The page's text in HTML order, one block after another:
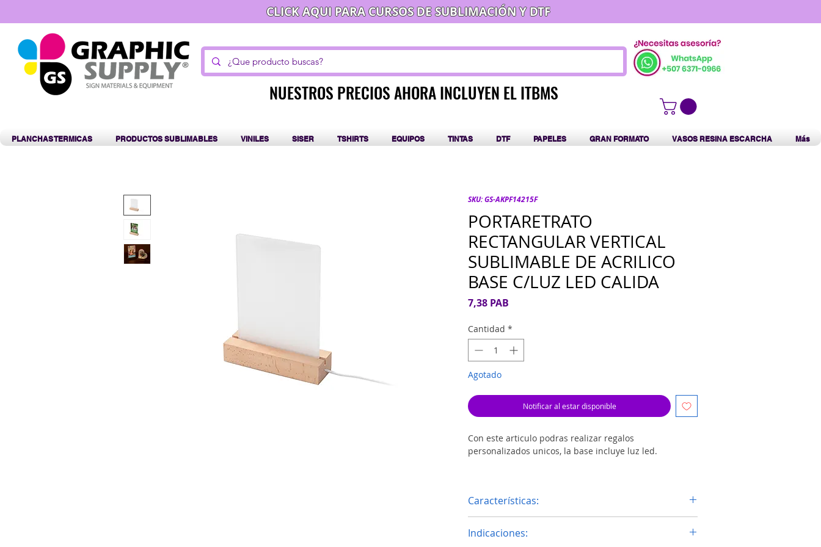
CLICK AQUI PARA CURSOS DE SUBLIMACIÓN Y DTF
NUESTROS PRECIOS AHORA INCLUYEN EL ITBMS
NUESTROS PRECIOS AHORA INCLUYEN EL ITBMS
PLANCHAS TERMICAS PRODUCTOS SUBLIMABLES VINILES SISER TSHIRTS EQUIPOS TINTAS DTF PAPELES GRAN FORMATO VASOS RESINA ESCARCHA Más
SKU: GS-AKPF14215F
PORTARETRATO
RECTANGULAR VERTICAL
SUBLIMABLE DE ACRILICO
BASE C/LUZ LED CALIDA
7,38 PAB
Cantidad *
Agotado
Notificar al estar disponible
Con este articulo podras realizar regalos
personalizados unicos, la base incluye luz led.
Características:
Indicaciones: